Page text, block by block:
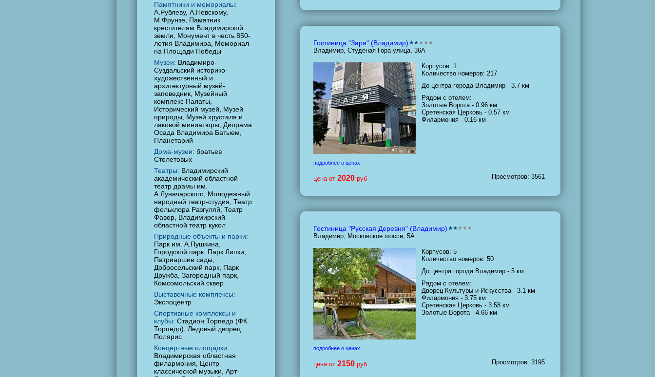
Памятники и мемориалы:
А.Рублеву, А.Невскому,
М.Фрунзе, Памятник
крестителям Владимирской
земли, Монумент в честь 850-
летия Владимира, Мемориал
на Площади Победы
Музеи: Владимиро-
Суздальский историко-
художественный и
архитектурный музей-
заповедник, Музейный
комплекс Палаты,
Исторический музей, Музей
природы, Музей хрусталя и
лаковой миниатюры, Диорама
Осада Владимира Батыем,
Планетарий
Дома-музеи: братьев
Столетовых
Театры: Владимирский
академический областной
театр драмы им.
А.Луначарского, Молодежный
народный театр-студия, Театр
фольклора Разгуляй, Театр
Фавор, Владимирский
областной театр кукол
Природные объекты и парки:
Парк им. А.Пушкина,
Городской парк, Парк Липки,
Патриаршие сады,
Добросельский парк, Парк
Дружба, Загородный парк,
Комсомольский сквер
Выставочные комплексы:
Экспоцентр
Спортивные комплексы и
клубы: Стадион Торпедо (ФК
Торпедо), Ледовый дворец
Полярис
Концертные площадки:
Владимирская областная
филармония, Центр
классической музыки, Арт-
Гостиница "Заря" (Владимир)
Владимир, Студеная Гора улица, 36А
подробнее о ценах
цена от 2020 руб
Корпусов: 1
Количество номеров: 217
До центра города Владимир - 3.7 км
Рядом с отелем:
Золотые Ворота - 0.96 км
Сретенская Церковь - 0.57 км
Филармония - 0.16 км
Просмотров: 3561
Гостиница "Русская Деревня" (Владимир)
Владимир, Московское шоссе, 5А
подробнее о ценах
цена от 2150 руб
Корпусов: 5
Количество номеров: 50
До центра города Владимир - 5 км
Рядом с отелем:
Дворец Культуры и Искусства - 3.1 км
Филармония - 3.75 км
Сретенская Церковь - 3.58 км
Золотые Ворота - 4.66 км
Просмотров: 3195